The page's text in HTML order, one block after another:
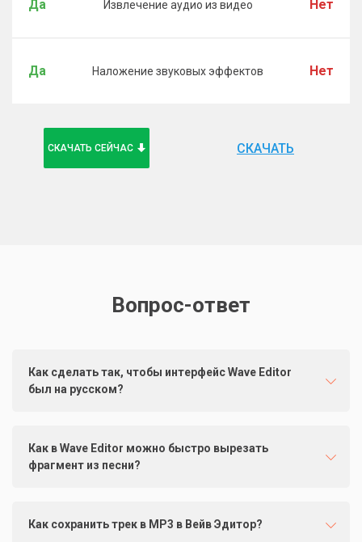
Да Извлечение аудио из видео Нет
Да Наложение звуковых эффектов Нет
СКАЧАТЬ СЕЙЧАС СКАЧАТЬ
Вопрос-ответ
Как сделать так, чтобы интерфейс Wave Editor
был на русском?
Как в Wave Editor можно быстро вырезать
фрагмент из песни?
Как сохранить трек в MP3 в Вейв Эдитор?